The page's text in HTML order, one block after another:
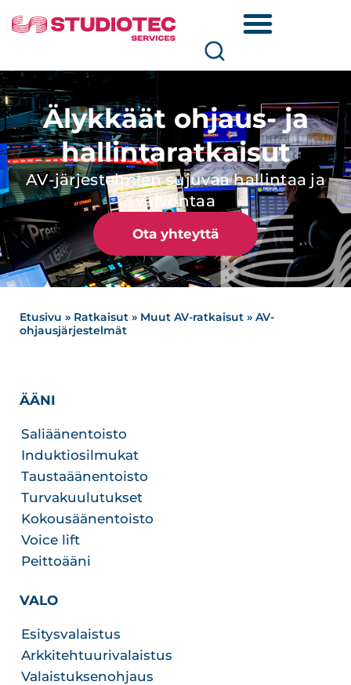
Älykkäät ohjaus- ja
hallintaratkaisut
AV-järjestelmien sujuvaa hallintaa ja
valvontaa
Ota yhteyttä
Etusivu » Ratkaisut » Muut AV-ratkaisut » AV-
ohjausjärjestelmät
ÄÄNI
Saliäänentoisto
Induktiosilmukat
Taustaäänentoisto
Turvakuulutukset
Kokousäänentoisto
Voice lift
Peittoääni
VALO
Esitysvalaistus
Arkkitehtuurivalaistus
Valaistuksenohjaus